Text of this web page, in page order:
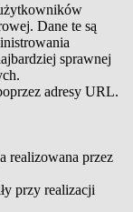
Dane te są
sprawnej
adresy URL.
realizowana przez
przy realizacji